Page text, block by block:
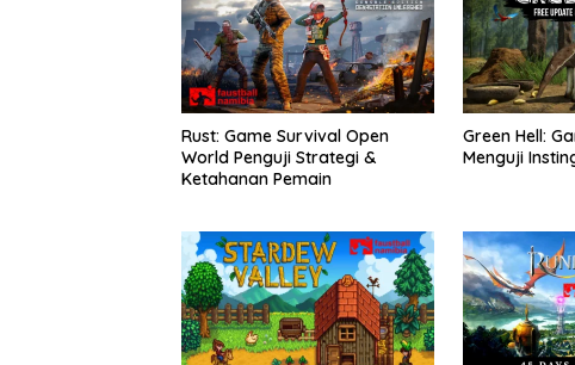
Rust: Game Survival Open
World Penguji Strategi &
Ketahanan Pemain
Green Hell:
Menguji